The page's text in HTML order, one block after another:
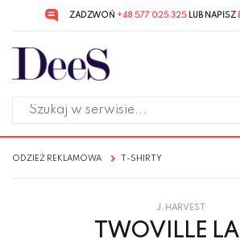
do menu
głównego
do
menu
w
ZADZWOŃ +48 577 025 325LUB NAPISZ
ODZIEŻ REKLAMOWA T-SHIRTY
J. HARVEST
TWOVILLE